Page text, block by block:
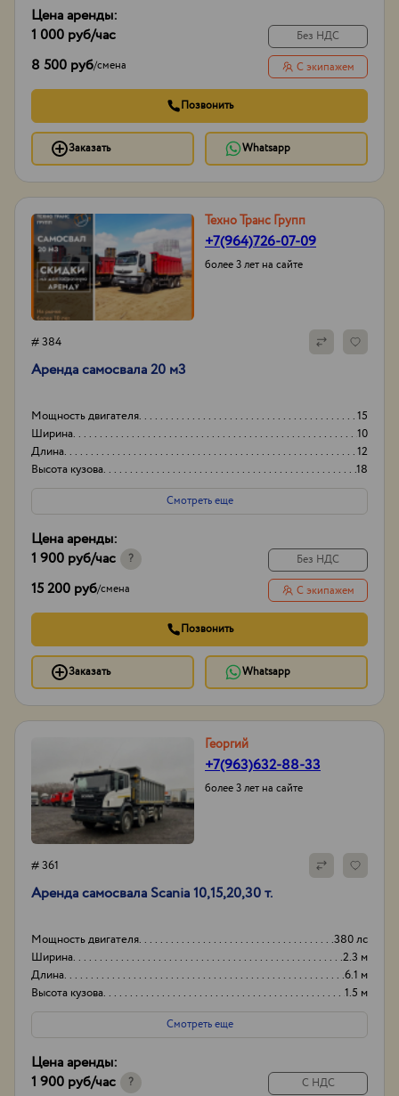
Цена аренды:
1 000 руб/час
8 500 руб/смена
Без НДС
С экипажем
Позвонить
Заказать Whatsapp
Техно Транс Групп
+7(964)726-07-09
более 3 лет на сайте
# 384
Аренда самосвала 20 м3
Мощность двигателя
15
Ширина
10
Длина
12
Высота кузова
18
Смотреть еще
Цена аренды:
1 900 руб/час ?
15 200 руб/смена
Без НДС
С экипажем
Позвонить
Заказать Whatsapp
Георгий
+7(963)632-88-33
более 3 лет на сайте
# 361
Аренда самосвала Scania 10,15,20,30 т.
Мощность двигателя
380 лс
Ширина
2.3 м
Длина
6.1 м
Высота кузова
1.5 м
Смотреть еще
Цена аренды:
1 900 руб/час ? С НДС